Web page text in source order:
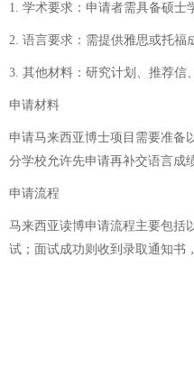
1. 学术要求：申请者需具备硕士
2. 语言要求：需提供雅思或托福
3. 其他材料：研究计划、推荐信
申请材料
申请马来西亚博士项目需要准备
分学校允许先申请再补交语言成
申请流程
马来西亚读博申请流程主要包括
试；面试成功则收到录取通知书